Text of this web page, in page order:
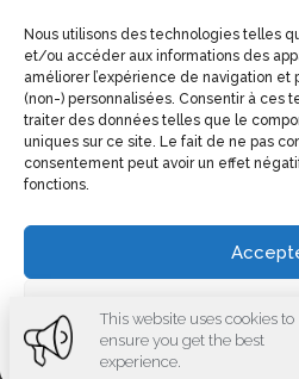
Nous utilisons des technologies telles
et/ou accéder aux informations des
améliorer l’expérience de navigation et
(non-) personnalisées. Consentir à ces
traiter des données telles que le
uniques sur ce site. Le fait de ne pas
consentement peut avoir un effet
fonctions.
Cookies policy
This website uses cookies to
ensure you get the best
experience.